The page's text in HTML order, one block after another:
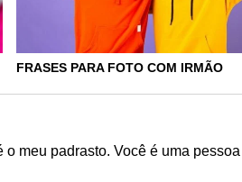
FRASES PARA FOTO COM IRMÃO
meu padrasto. Você é uma pessoa